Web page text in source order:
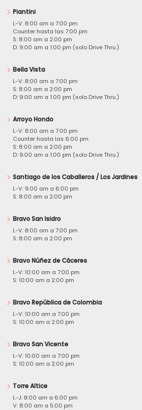
Piantini
L-V: 8:00 am a 7:00 pm
Counter hasta las 7:00 pm
S: 8:00 am a 2:00 pm
D: 9:00 am a 1:00 pm (solo Drive Thru.)
Bella Vista
L-V: 8:00 am a 7:00 pm
S: 8:00 am a 2:00 pm
D: 9:00 am a 1:00 pm (solo Drive Thru.)
Arroyo Hondo
L-V: 8:00 am a 7:00 pm
Counter hasta las 6:00 pm
S: 8:00 am a 2:00 pm
D: 9:00 am a 1:00 pm (solo Drive Thru.)
Santiago de los Caballeros / Los Jardines
L-V: 9:00 am a 6:00 pm
S: 8:00 am a 2:00 pm
Bravo San Isidro
L-V: 8:00 am a 7:00 pm
S: 8:00 am a 2:00 pm
Bravo Núñez de Cáceres
L-V: 10:00 am a 7:00 pm
S: 10:00 am a 2:00 pm
Bravo República de Colombia
L-V: 10:00 am a 7:00 pm
S: 10:00 am a 2:00 pm
Bravo San Vicente
L-V: 10:00 am a 7:00 pm
S: 10:00 am a 2:00 pm
Torre Altice
L-J: 8:00 am a 6:00 pm
V: 8:00 am a 5:00 pm